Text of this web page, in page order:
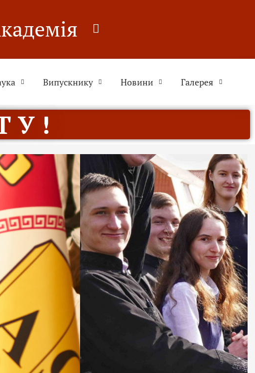
Випускнику Новини Галерея
У !
ДУХОВНО СИЛЬНІ!
ВПБА — спільнота, де
покликання